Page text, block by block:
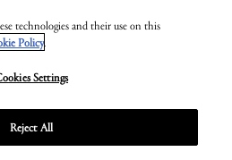
2023. All rights reserved
Altichiero 180, 35135 Padova
1.3.5.as1
technologies and their use on this
Policy.
Settings
Reject All